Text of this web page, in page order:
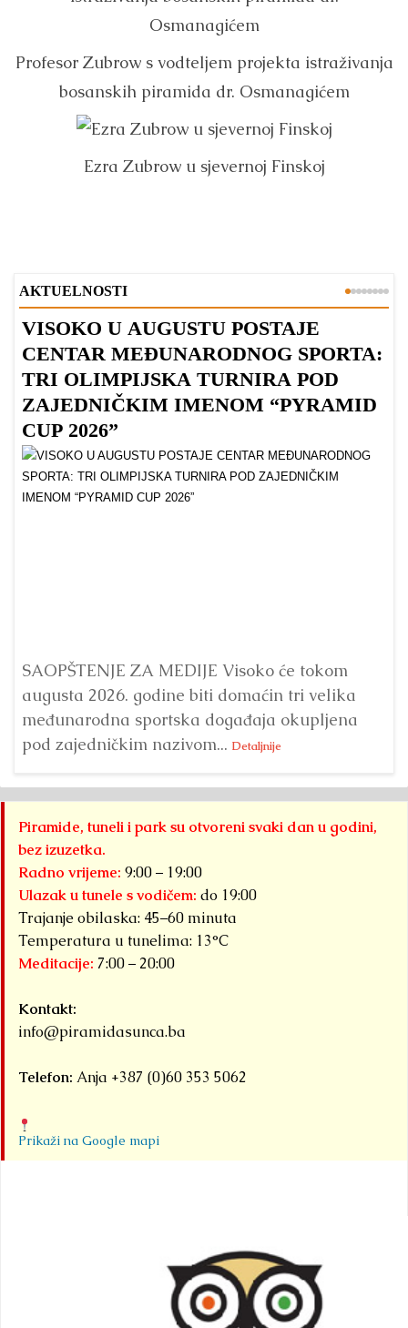
Profesor Zubrow s vodteljem projekta istraživanja
bosanskih piramida dr. Osmanagićem
Ezra Zubrow u sjevernoj Finskoj
AKTUELNOSTI
VISOKO U AUGUSTU POSTAJE
CENTAR MEĐUNARODNOG SPORTA:
TRI OLIMPIJSKA TURNIRA POD
ZAJEDNIČKIM IMENOM “PYRAMID
CUP 2026”
SAOPŠTENJE ZA MEDIJE Visoko će tokom
augusta 2026. godine biti domaćin tri velika
međunarodna sportska događaja okupljena
pod zajedničkim nazivom... Detaljnije
Piramide, tuneli i park su otvoreni svaki dan u godini,
bez izuzetka.
Radno vrijeme: 9:00 – 19:00
Ulazak u tunele s vodičem: do 19:00
Trajanje obilaska: 45–60 minuta
Temperatura u tunelima: 13°C
Meditacije: 7:00 – 20:00
Kontakt:
info@piramidasunca.ba
Telefon: Anja +387 (0)60 353 5062
Prikaži na Google mapi